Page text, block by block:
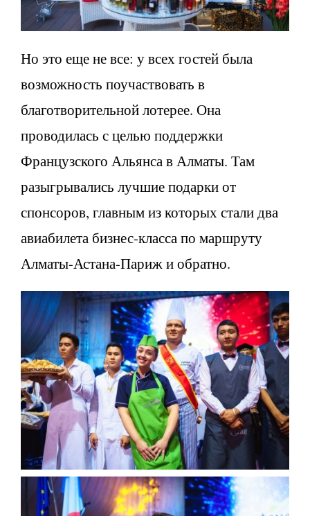
Но это еще не все: у всех гостей была
возможность поучаствовать в
благотворительной лотерее. Она
проводилась с целью поддержки
Французского Альянса в Алматы. Там
разыгрывались лучшие подарки от
спонсоров, главным из которых стали два
авиабилета бизнес-класса по маршруту
Алматы-Астана-Париж и обратно.